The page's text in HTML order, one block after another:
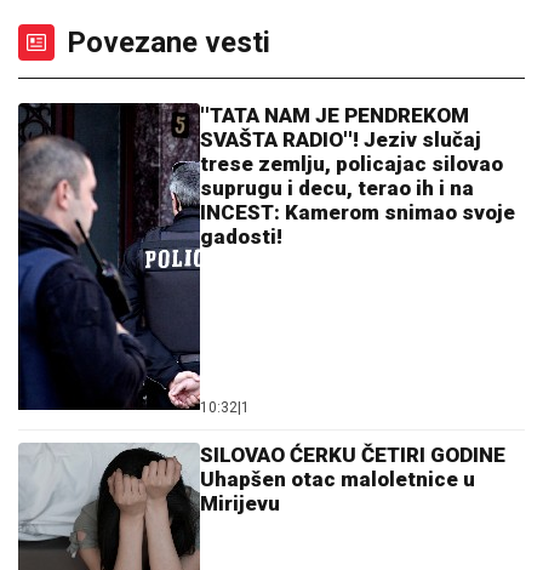
Povezane vesti
''TATA NAM JE PENDREKOM
SVAŠTA RADIO''! Jeziv slučaj
trese zemlju, policajac silovao
suprugu i decu, terao ih i na
INCEST: Kamerom snimao svoje
gadosti!
10:32 1
SILOVAO ĆERKU ČETIRI GODINE
Uhapšen otac maloletnice u
Mirijevu